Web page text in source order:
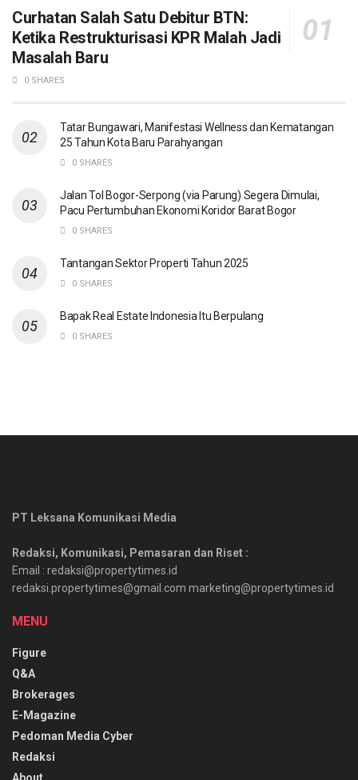
Curhatan Salah Satu Debitur BTN:
Ketika Restrukturisasi KPR Malah Jadi
Masalah Baru
0 SHARES
Tatar Bungawari, Manifestasi Wellness dan Kematangan
25 Tahun Kota Baru Parahyangan
0 SHARES
Jalan Tol Bogor-Serpong (via Parung) Segera Dimulai,
Pacu Pertumbuhan Ekonomi Koridor Barat Bogor
0 SHARES
Tantangan Sektor Properti Tahun 2025
0 SHARES
Bapak Real Estate Indonesia Itu Berpulang
0 SHARES
PT Leksana Komunikasi Media
Redaksi, Komunikasi, Pemasaran dan Riset :
Email : redaksi@propertytimes.id
redaksi.propertytimes@gmail.com marketing@propertytimes.id
MENU
Figure
Q&A
Brokerages
E-Magazine
Pedoman Media Cyber
Redaksi